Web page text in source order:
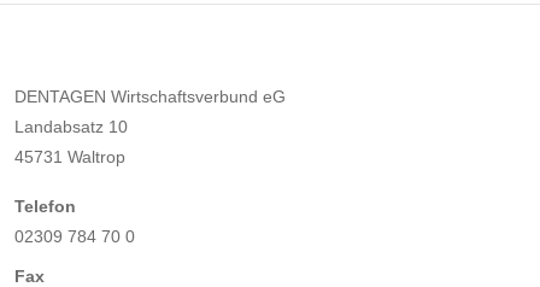
DENTAGEN Wirtschaftsverbund eG
Landabsatz 10
45731 Waltrop
Telefon
02309 784 70 0
Fax